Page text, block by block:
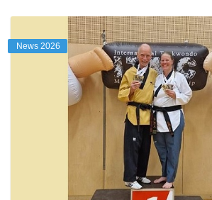
News 2026